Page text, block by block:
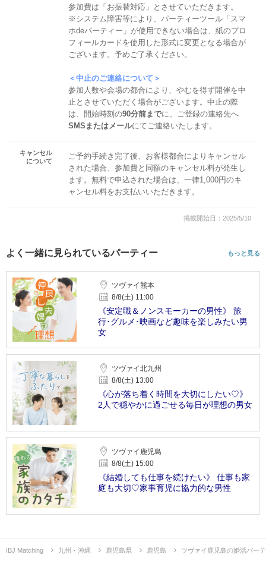
参加費は「お振替対応」とさせていただきます。
※システム障害等により、パーティーツール「スマ
ホdeパーティー」が使用できない場合は、紙のプロ
フィールカードを使用した形式に変更となる場合が
ございます。予めご了承ください。
＜中止のご連絡について＞
参加人数や会場の都合により、やむを得ず開催を中
止とさせていただく場合がございます。中止の際
は、開始時刻の90分前までに、ご登録の連絡先へ
SMSまたはメールにてご連絡いたします。
キャンセル
について
ご予約手続き完了後、お客様都合によりキャンセル
された場合、参加費と同額のキャンセル料が発生し
ます。無料で申込された場合は、一律1,000円のキ
ャンセル料をお支払いいただきます。
掲載開始日：2025/5/10
よく一緒に見られているパーティー もっと見る
ツヴァイ熊本
8/8(土) 11:00
《安定職＆ノンスモーカーの男性》 旅
行･グルメ･映画など趣味を楽しみたい男
女
ツヴァイ北九州
8/8(土) 13:00
《心が落ち着く時間を大切にしたい♡》
2人で穏やかに過ごせる毎日が理想の男女
ツヴァイ鹿児島
8/8(土) 15:00
《結婚しても仕事を続けたい》 仕事も家
庭も大切♡家事育児に協力的な男性
IBJ Matching 九州・沖縄 鹿児島県 鹿児島 ツヴァイ鹿児島の婚活パー